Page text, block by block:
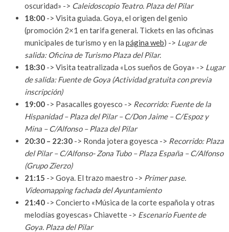
oscuridad» -> Caleidoscopio Teatro. Plaza del Pilar
18:00 -> Visita guiada. Goya, el origen del genio
(promoción 2×1 en tarifa general. Tickets en las oficinas
municipales de turismo y en la página web) -> Lugar de
salida: Oficina de Turismo Plaza del Pilar.
18:30 -> Visita teatralizada «Los sueños de Goya» -> Lugar
de salida: Fuente de Goya (Actividad gratuita con previa
inscripción)
19:00 -> Pasacalles goyesco -> Recorrido: Fuente de la
Hispanidad – Plaza del Pilar – C/Don Jaime – C/Espoz y
Mina – C/Alfonso – Plaza del Pilar
20:30 – 22:30 -> Ronda jotera goyesca -> Recorrido: Plaza
del Pilar – C/Alfonso- Zona Tubo – Plaza España – C/Alfonso
(Grupo Zierzo)
21:15 -> Goya. El trazo maestro -> Primer pase.
Videomapping fachada del Ayuntamiento
21:40 -> Concierto «Música de la corte española y otras
melodías goyescas» Chiavette -> Escenario Fuente de
Goya. Plaza del Pilar